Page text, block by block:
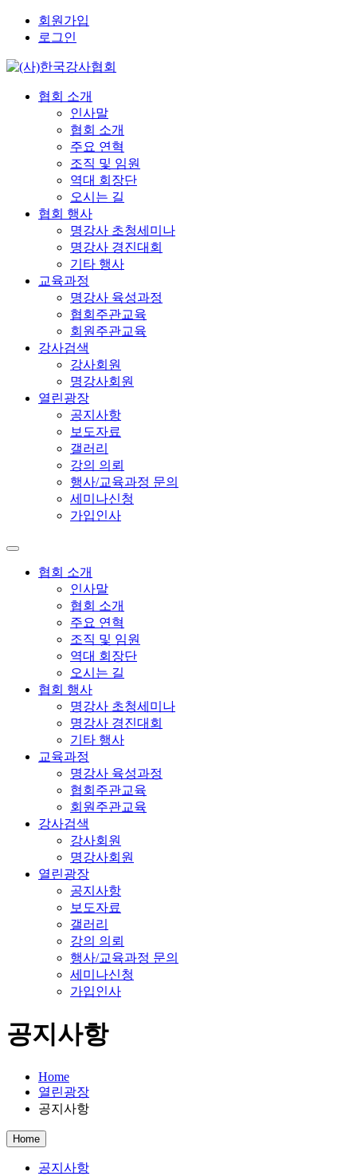
회원가입
로그인
협회 소개
인사말
협회 소개
주요 연혁
조직 및 임원
역대 회장단
오시는 길
협회 행사
명강사 초청세미나
명강사 경진대회
기타 행사
교육과정
명강사 육성과정
협회주관교육
회원주관교육
강사검색
강사회원
명강사회원
열린광장
공지사항
보도자료
갤러리
강의 의뢰
행사/교육과정 문의
세미나신청
가입인사
협회 소개
인사말
협회 소개
주요 연혁
조직 및 임원
역대 회장단
오시는 길
협회 행사
명강사 초청세미나
명강사 경진대회
기타 행사
교육과정
명강사 육성과정
협회주관교육
회원주관교육
강사검색
강사회원
명강사회원
열린광장
공지사항
보도자료
갤러리
강의 의뢰
행사/교육과정 문의
세미나신청
가입인사
공지사항
Home
열린광장
공지사항
Home
공지사항